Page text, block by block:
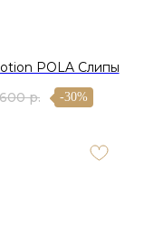
POLA Слипы
р. -30%